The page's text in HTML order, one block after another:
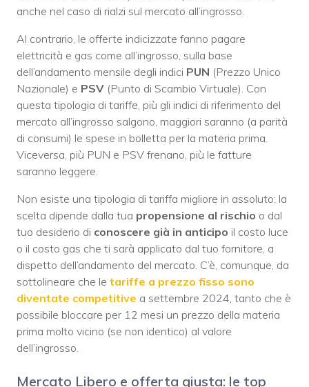
anche nel caso di rialzi sul mercato all’ingrosso.
Al contrario, le offerte indicizzate fanno pagare
elettricità e gas come all’ingrosso, sulla base
dell’andamento mensile degli indici PUN (Prezzo Unico
Nazionale) e PSV (Punto di Scambio Virtuale). Con
questa tipologia di tariffe, più gli indici di riferimento del
mercato all’ingrosso salgono, maggiori saranno (a parità
di consumi) le spese in bolletta per la materia prima.
Viceversa, più PUN e PSV frenano, più le fatture
saranno leggere.
Non esiste una tipologia di tariffa migliore in assoluto: la
scelta dipende dalla tua propensione al rischio o dal
tuo desiderio di conoscere già in anticipo il costo luce
o il costo gas che ti sarà applicato dal tuo fornitore, a
dispetto dell’andamento del mercato. C’è, comunque, da
sottolineare che le tariffe a prezzo fisso sono
diventate competitive a settembre 2024, tanto che è
possibile bloccare per 12 mesi un prezzo della materia
prima molto vicino (se non identico) al valore
dell’ingrosso.
Mercato Libero e offerta giusta: le top